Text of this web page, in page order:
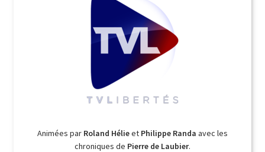
Animées par Roland Hélieet Philippe Randa avec les
chroniques de Pierre de Laubier.